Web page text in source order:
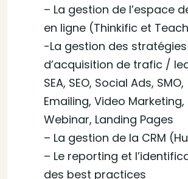
– La gestion de l’espace
en ligne (Thinkific et
-La gestion des stratégies
d’acquisition de trafic /
SEA, SEO, Social Ads, SMO,
Emailing, Video Marketing,
Webinar, Landing Pages
– La gestion de la CRM
– Le reporting et
des best practices